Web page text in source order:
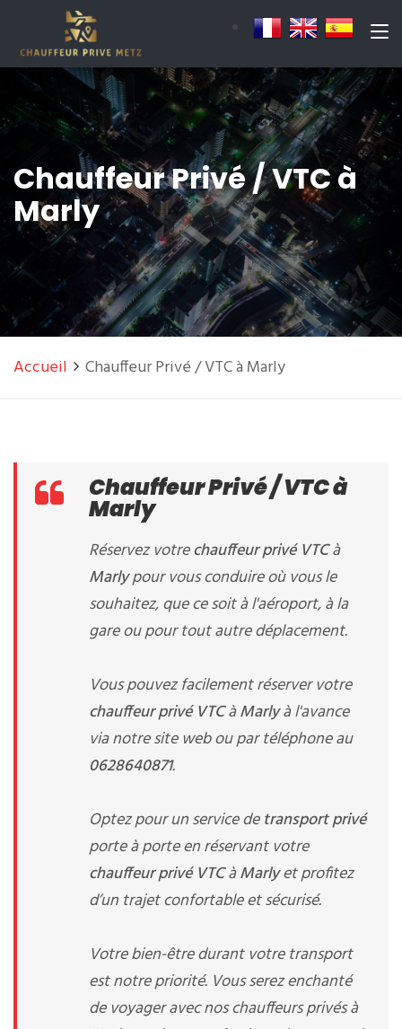
Chauffeur Privé / VTC à
Marly
Accueil Chauffeur Privé / VTC à Marly
Chauffeur Privé / VTC à
Marly
Réservez votrechauffeur privé VTCà
Marlypour vous conduire où vous le
souhaitez, que ce soit à l'aéroport, à la
gare ou pour tout autre déplacement.
Vous pouvez facilement réserver votre
chauffeur privé VTCàMarlyà l'avance
via notre site web ou par téléphone au
0628640871.
Optez pour un service detransport privé
porte à porte en réservant votre
chauffeur privé VTCàMarlyet profitez
d’un trajet confortable et sécurisé.
Votre bien-être durant votre transport
est notre priorité. Vous serez enchanté
de voyager avec nos chauffeurs privés à